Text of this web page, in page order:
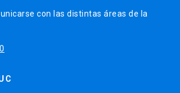
con las distintas áreas de la